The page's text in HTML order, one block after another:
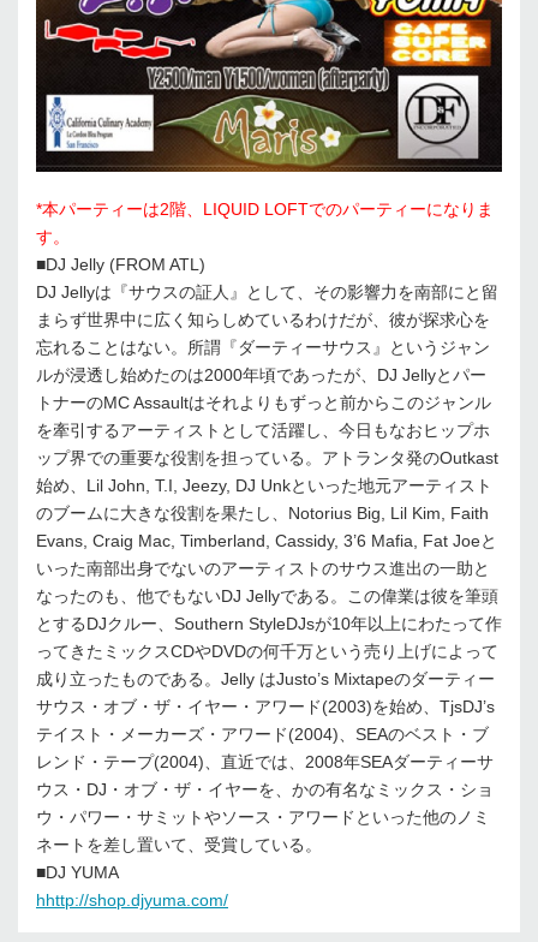
*本パーティーは2階、LIQUID LOFTでのパーティーになりま
す。
■DJ Jelly (FROM ATL)
DJ Jellyは『サウスの証人』として、その影響力を南部にと留
まらず世界中に広く知らしめているわけだが、彼が探求心を
忘れることはない。所謂『ダーティーサウス』というジャン
ルが浸透し始めたのは2000年頃であったが、DJ Jellyとパー
トナーのMC Assaultはそれよりもずっと前からこのジャンル
を牽引するアーティストとして活躍し、今日もなおヒップホ
ップ界での重要な役割を担っている。アトランタ発のOutkast
始め、Lil John, T.I, Jeezy, DJ Unkといった地元アーティスト
のブームに大きな役割を果たし、Notorius Big, Lil Kim, Faith
Evans, Craig Mac, Timberland, Cassidy, 3’6 Mafia, Fat Joeと
いった南部出身でないのアーティストのサウス進出の一助と
なったのも、他でもないDJ Jellyである。この偉業は彼を筆頭
とするDJクルー、Southern StyleDJsが10年以上にわたって作
ってきたミックスCDやDVDの何千万という売り上げによって
成り立ったものである。Jelly はJusto’s Mixtapeのダーティー
サウス・オブ・ザ・イヤー・アワード(2003)を始め、TjsDJ’s
テイスト・メーカーズ・アワード(2004)、SEAのベスト・ブ
レンド・テープ(2004)、直近では、2008年SEAダーティーサ
ウス・DJ・オブ・ザ・イヤーを、かの有名なミックス・ショ
ウ・パワー・サミットやソース・アワードといった他のノミ
ネートを差し置いて、受賞している。
■DJ YUMA
hhttp://shop.djyuma.com/